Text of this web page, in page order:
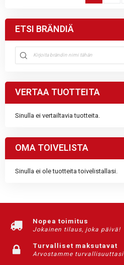
ETSI BRÄNDIÄ
VERTAA TUOTTEITA
Sinulla ei vertailtavia tuotteita.
OMA TOIVELISTA
Sinulla ei ole tuotteita toivelistallasi.
Nopea toimitus
Jokainen tilaus, joka päivä!
Turvalliset maksutavat
Arvostamme turvallisuuttasi